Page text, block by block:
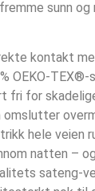
sunn og
kontakt
OEKO-
fri for
hele veien
natten –
sateng-